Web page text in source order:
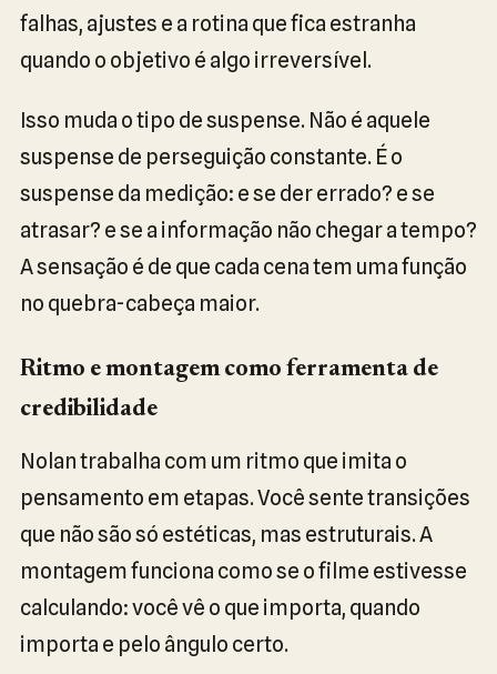
falhas, ajustes e a rotina que fica estranha
quando o objetivo é algo irreversível.
Isso muda o tipo de suspense. Não é aquele
suspense de perseguição constante. É o
suspense da medição: e se der errado? e se
atrasar? e se a informação não chegar a tempo?
A sensação é de que cada cena tem uma função
no quebra-cabeça maior.
Ritmo e montagem como ferramenta de
credibilidade
Nolan trabalha com um ritmo que imita o
pensamento em etapas. Você sente transições
que não são só estéticas, mas estruturais. A
montagem funciona como se o filme estivesse
calculando: você vê o que importa, quando
importa e pelo ângulo certo.